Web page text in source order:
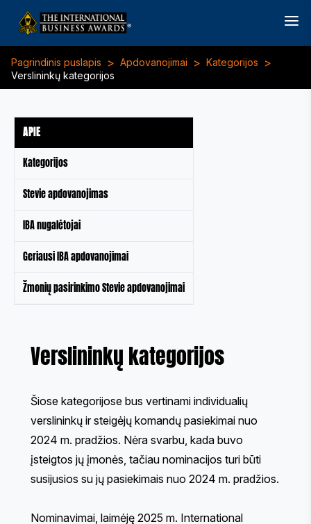
Pagrindinis puslapis > Apdovanojimai > Kategorijos >
Verslininkų kategorijos
APIE
Kategorijos
Stevie apdovanojimas
IBA nugalėtojai
Geriausi IBA apdovanojimai
Žmonių pasirinkimo Stevie apdovanojimai
Verslininkų kategorijos
Šiose kategorijose bus vertinami individualių
verslininkų ir steigėjų komandų pasiekimai nuo
2024 m. pradžios. Nėra svarbu, kada buvo
įsteigtos jų įmonės, tačiau nominacijos turi būti
susijusios su jų pasiekimais nuo 2024 m. pradžios.
Nominavimai, laimėję 2025 m. International